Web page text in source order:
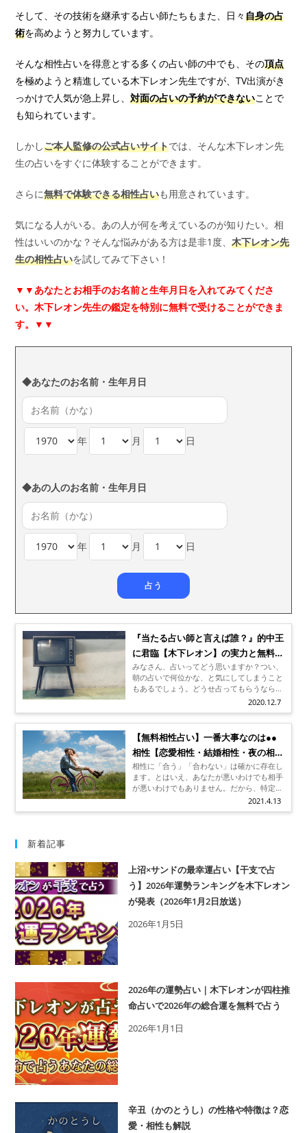
そして、その技術を継承する占い師たちもまた、日々自身の占
術を高めようと努力しています。
そんな相性占いを得意とする多くの占い師の中でも、その頂点
を極めようと精進している木下レオン先生ですが、TV出演がき
っかけで人気が急上昇し、対面の占いの予約ができないことで
も知られています。
しかしご本人監修の公式占いサイトでは、そんな木下レオン先
生の占いをすぐに体験することができます。
さらに無料で体験できる相性占いも用意されています。
気になる人がいる。あの人が何を考えているのが知りたい。相
性はいいのかな？そんな悩みがある方は是非1度、木下レオン先
生の相性占いを試してみて下さい！
▼▼ あなたとお相手のお名前と生年月日を入れてみてくださ
い。木下レオン先生の鑑定を特別に無料で受けることができま
す。▼▼
◆あなたのお名前・生年月日
年 月 日
◆あの人のお名前・生年月日
年 月 日
『当たる占い師と言えば誰？』的中王
に君臨【木下レオン】の実力と無料占
い
2020.12.7
みなさん、占いってどう思いますか？つい、
朝の占いで何位かな、と気にしてしまうこと
もあるでしょう。どうせ占ってもらうなら
「当たる占い」じゃないと意味ないですよ
いた木下レオン先生をご存じでしょうか？
ズバズバ当てていく鑑定スタイルが人気で
TVで大反響を得ている先生です。さて、木
下レオン先生、どんな人なのでしょうか。
【無料相性占い】一番大事なのは●●
相性【恋愛相性・結婚相性・夜の相
性】も診断
2021.4.13
相性に「合う」「合わない」は確かに存在し
ます。とはいえ、あなたが悪いわけでも相手
が悪いわけでもありません。だから、特定の
面だけを見て「良かった」「悪かった」と一
喜一憂しなくても大丈夫です。もちろん、全
人ぞれぞれ。あなたが譲れない相性はありま
すか。
新着記事
上沼×サンドの最幸運占い【干支で占
う】2026年運勢ランキングを木下レオン
が発表（2026年1月2日放送）
2026年1月5日
2026年の運勢占い｜木下レオンが四柱推
命占いで2026年の総合運を無料で占う
2026年1月1日
辛丑（かのとうし）の性格や特徴は？恋
愛・相性も解説